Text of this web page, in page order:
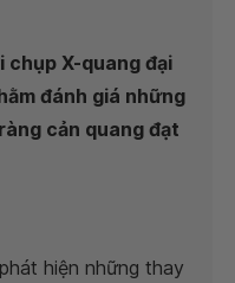
chụp X-quang đại
đánh giá những
cản quang đạt
hiện những thay